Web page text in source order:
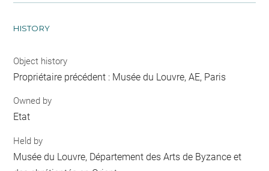
HISTORY
Object history
Propriétaire précédent : Musée du Louvre, AE, Paris
Owned by
Etat
Held by
Musée du Louvre, Département des Arts de Byzance et